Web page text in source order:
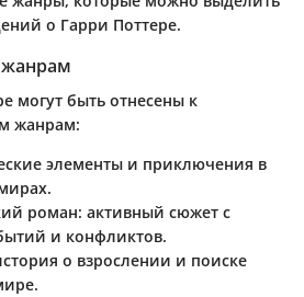
о Гарри Поттере.
могут быть отнесены к
жанрам:
элементы и приключения в
роман: активный сюжет с
и конфликтов.
о взрослении и поиске